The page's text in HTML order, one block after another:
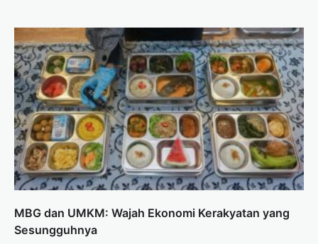
MBG dan UMKM: Wajah Ekonomi Kerakyatan yang
Sesungguhnya